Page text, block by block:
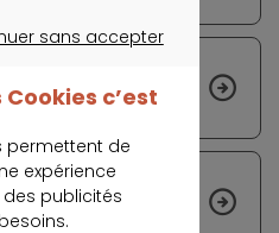
plafonds et
et loyers en
sans accepter
c’est
permettent de
expérience
publicités